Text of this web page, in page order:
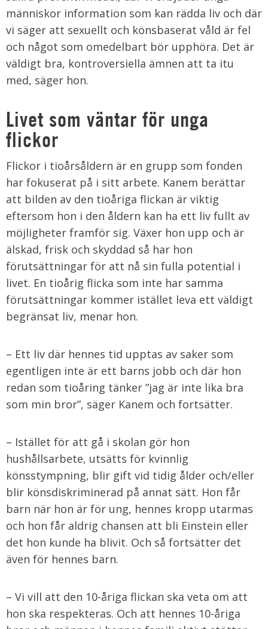
människor information som kan rädda liv och där
vi säger att sexuellt och könsbaserat våld är fel
och något som omedelbart bör upphöra. Det är
väldigt bra, kontroversiella ämnen att ta itu
med, säger hon.
Livet som väntar för unga
flickor
Flickor i tioårsåldern är en grupp som fonden
har fokuserat på i sitt arbete. Kanem berättar
att bilden av den tioåriga flickan är viktig
eftersom hon i den åldern kan ha ett liv fullt av
möjligheter framför sig. Växer hon upp och är
älskad, frisk och skyddad så har hon
förutsättningar för att nå sin fulla potential i
livet. En tioårig flicka som inte har samma
förutsättningar kommer istället leva ett väldigt
begränsat liv, menar hon.
– Ett liv där hennes tid upptas av saker som
egentligen inte är ett barns jobb och där hon
redan som tioåring tänker ”jag är inte lika bra
som min bror”, säger Kanem och fortsätter.
– Istället för att gå i skolan gör hon
hushållsarbete, utsätts för kvinnlig
könsstympning, blir gift vid tidig ålder och/eller
blir könsdiskriminerad på annat sätt. Hon får
barn när hon är för ung, hennes kropp utarmas
och hon får aldrig chansen att bli Einstein eller
det hon kunde ha blivit. Och så fortsätter det
även för hennes barn.
– Vi vill att den 10-åriga flickan ska veta om att
hon ska respekteras. Och att hennes 10-åriga